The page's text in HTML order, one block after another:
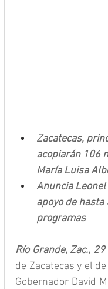
Zacatecas,
acopiarán 106
María Luisa
Anuncia
apoyo de
programas
Río Grande, Zac.,
de Zacatecas y el
Gobernador David